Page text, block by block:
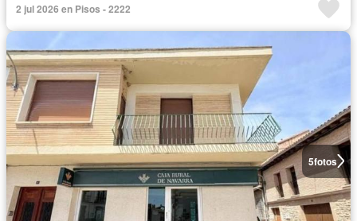
2 jul 2026 en Pisos - 2222
5fotos